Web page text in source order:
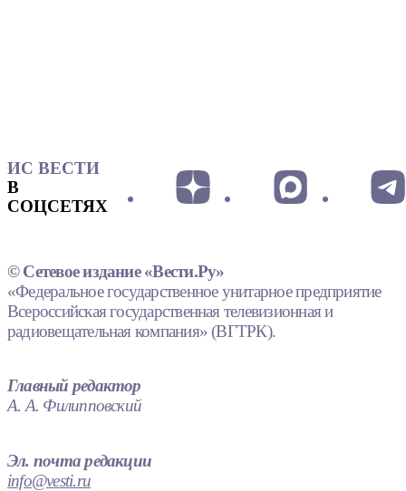
ИС ВЕСТИ
В
СОЦСЕТЯХ
© Сетевое издание «Вести.Ру»
«Федеральное государственное унитарное предприятие
Всероссийская государственная телевизионная и
радиовещательная компания» (ВГТРК).
Главный редактор
А. А. Филипповский
Эл. почта редакции
info@vesti.ru